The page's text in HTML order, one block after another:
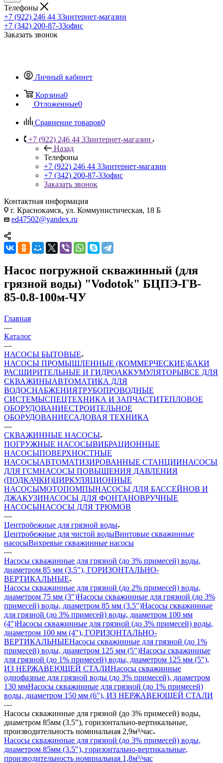
Телефоны
+7 (922) 246 44 33интернет-магазин
+7 (342) 200-87-33офис
Заказать звонок
Личный кабинет
Корзина0
Отложенные0
Сравнение товаров0
+7 (922) 246 44 33интернет-магазин
Назад
Телефоны
+7 (922) 246 44 33интернет-магазин
+7 (342) 200-87-33офис
Заказать звонок
Контактная информация
г. Краснокамск, ул. Коммунистическая, 18 Б
ed47502@yandex.ru
Насос погружной скважинный (для
грязной воды) "Vodotok" БЦПЭ-ГВ-
85-0.8-100м-ЧУ
Главная
—
Каталог
—
НАСОСЫ БЫТОВЫЕ
НАСОСЫ ПРОМЫШЛЕННЫЕ (КОММЕРЧЕСКИЕ)БАКИ
РАСШИРИТЕЛЬНЫЕ И ГИДРОАККУМУЛЯТОРЫВСЕ ДЛЯ
СКВАЖИНЫАВТОМАТИКА ДЛЯ
ВОДОСНАБЖЕНИЯТРУБОПРОВОДНЫЕ
СИСТЕМЫСПЕЦТЕХНИКА И ЗАПЧАСТИТЕПЛОВОЕ
ОБОРУДОВАНИЕСТРОИТЕЛЬНОЕ
ОБОРУДОВАНИЕСАДОВАЯ ТЕХНИКА
—
СКВАЖИННЫЕ НАСОСЫ
ПОГРУЖНЫЕ НАСОСЫВИБРАЦИОННЫЕ
НАСОСЫПОВЕРХНОСТНЫЕ
НАСОСЫАВТОМАТИЗИРОВАННЫЕ СТАНЦИИНАСОСЫ
ДЛЯ ГСМНАСОСЫ ПОВЫШЕНИЯ ДАВЛЕНИЯ
(ПОДКАЧКИ)ЦИРКУЛЯЦИОННЫЕ
НАСОСЫМОТОПОМПЫНАСОСЫ ДЛЯ БАССЕЙНОВ И
ДЖАКУЗИНАСОСЫ ДЛЯ ФОНТАНОВРУЧНЫЕ
НАСОСЫНАСОСЫ ДЛЯ ТРЮМОВ
—
Центробежные для грязной воды
Центробежные для чистой водыВинтовые скважинные
насосыВихревые скважинные насосы
—
Насосы скважинные для грязной (до 3% примесей) воды,
диаметром 85 мм (3.5"), ГОРИЗОНТАЛЬНО-
ВЕРТИКАЛЬНЫЕ
Насосы скважинные для грязной (до 2% примесей) воды,
диаметром 75 мм (3")Насосы скважинные для грязной (до 3%
примесей) воды, диаметром 85 мм (3.5")Насосы скважинные
для грязной (до 3% примесей) воды, диаметром 100 мм
(4")Насосы скважинные для грязной (до 3% примесей) воды,
диаметром 100 мм (4"), ГОРИЗОНТАЛЬНО-
ВЕРТИКАЛЬНЫЕНасосы скважинные для грязной (до 1%
примесей) воды, диаметром 125 мм (5")Насосы скважинные
для грязной (до 1% примесей) воды, диаметром 125 мм (5"),
ИЗ НЕРЖАВЕЮЩЕЙ СТАЛИНасосы скважинные
однофазные для грязной воды (до 3% примесей), диаметром
130 ммНасосы скважинные для грязной (до 1% примесей)
воды, диаметром 150 мм (6"), ИЗ НЕРЖАВЕЮЩЕЙ СТАЛИ
—
Насосы скважинные для грязной (до 3% примесей) воды,
диаметром 85мм (3.5"), горизонтально-вертикальные,
производительность номинальная 2,9м³/час
Насосы скважинные для грязной (до 3% примесей) воды,
диаметром 85мм (3.5"), горизонтально-вертикальные,
производительность номинальная 1,8м³/час